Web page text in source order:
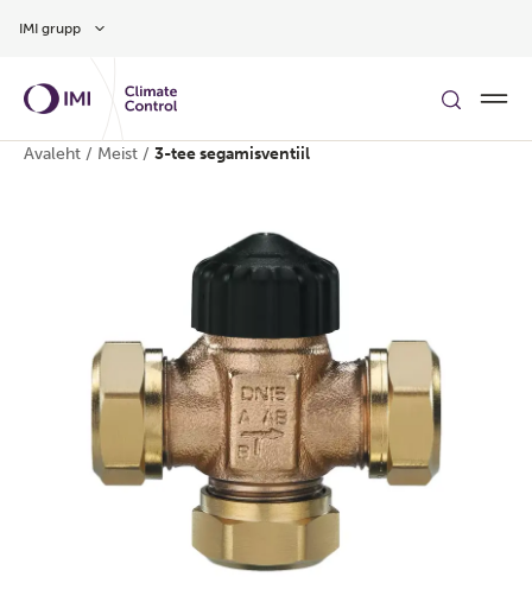
IMI grupp
Avaleht / Meist / 3-tee segamisventiil